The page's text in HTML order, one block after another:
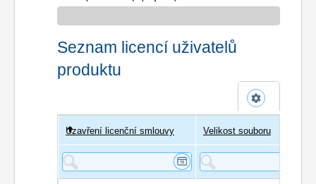
Seznam licencí uživatelů
produktu
Uživatel
Uzavření licenční smlouvy Velikost souboru